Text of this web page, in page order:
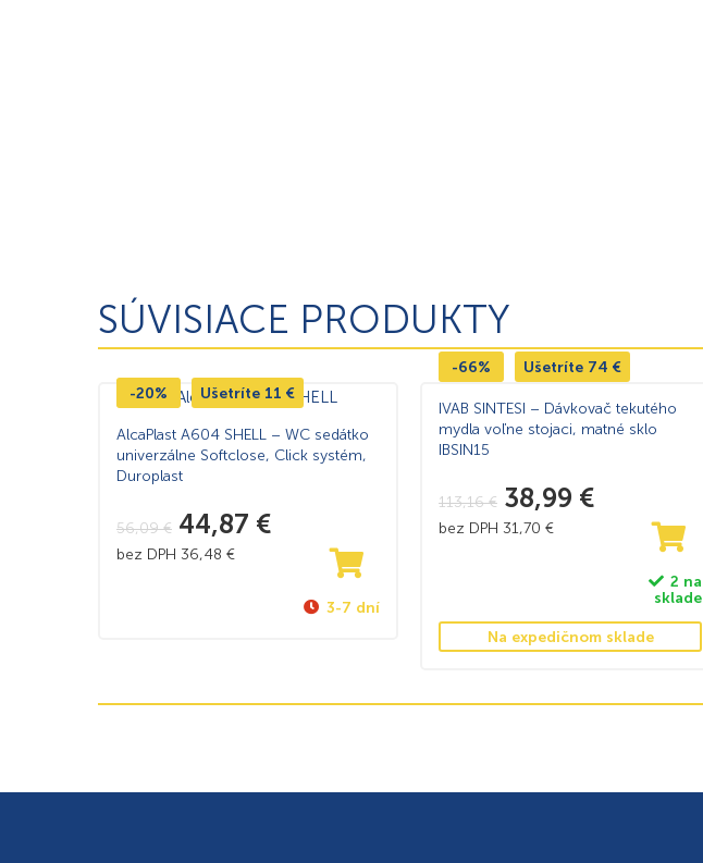
SÚVISIACE PRODUKTY
-20% Ušetríte 11 €
AlcaPlast A604 SHELL – WC sedátko
univerzálne Softclose, Click systém,
Duroplast
56,09€ 44,87 €
bez DPH 36,48 €
3-7 dní
-66% Ušetríte 74 €
IVAB SINTESI – Dávkovač tekutého
mydla voľne stojaci, matné sklo
IBSIN15
113,16€ 38,99 €
bez DPH 31,70 €
2 na
sklade
Na expedičnom sklade